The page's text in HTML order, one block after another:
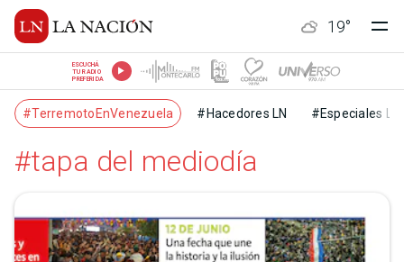
19°
ESCUCHÁ
TU RADIO
PREFERIDA
#TerremotoEnVenezuela #Hacedores LN #Especiales LN
#tapa del mediodía